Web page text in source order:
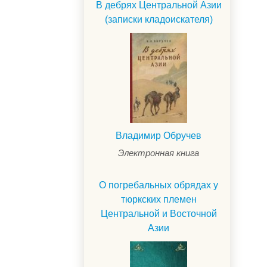
В дебрях Центральной Азии
(записки кладоискателя)
Владимир Обручев
Электронная книга
О погребальных обрядах у
тюркских племен
Центральной и Восточной
Азии